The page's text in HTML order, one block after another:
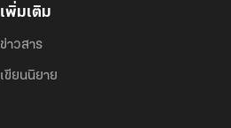
เพิ่มเติม
ข่าวสาร
เขียนนิยาย